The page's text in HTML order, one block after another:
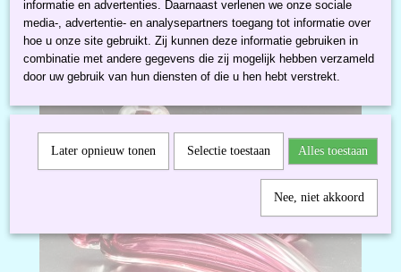
informatie en advertenties. Daarnaast verlenen we onze sociale
media-, advertentie- en analysepartners toegang tot informatie over
hoe u onze site gebruikt. Zij kunnen deze informatie gebruiken in
combinatie met andere gegevens die zij mogelijk hebben verzameld
door uw gebruik van hun diensten of die u hen hebt verstrekt.
Later opnieuw tonen Selectie toestaan Alles toestaan
Nee, niet akkoord